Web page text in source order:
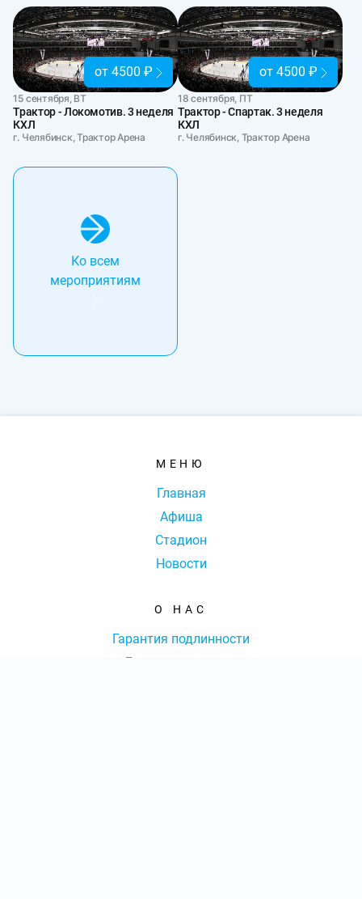
от 4500 ₽
15 сентября, ВТ
Трактор - Локомотив. 3 неделя
КХЛ
г. Челябинск, Трактор Арена
от 4500 ₽
18 сентября, ПТ
Трактор - Спартак. 3 неделя
КХЛ
г. Челябинск, Трактор Арена
Ко всем
мероприятиям
МЕНЮ
Главная
Афиша
Стадион
Новости
О НАС
Гарантия подлинности
Доставка и оплата